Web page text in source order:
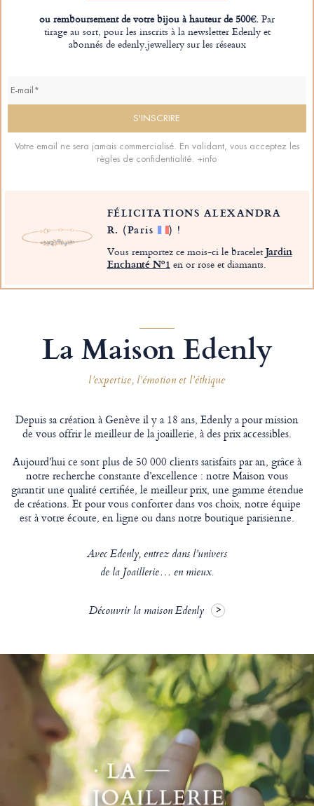
ou remboursement de votre bijou à hauteur de 500€.Par
tirage au sort, pour les inscrits à la newsletter Edenly et
abonnés de edenly.jewellery sur les réseaux
Votre email ne sera jamais commercialisé. En validant, vous acceptez les
règles de confidentialité. +info
FÉLICITATIONS ALEXANDRA
R. (Paris ) !
Vous remportez ce mois-ci le braceletJardin
Enchanté Nº1 en or rose et diamants.
La Maison Edenly
l’expertise, l’émotion et l’éthique
Depuis sa création à Genève il y a 18 ans, Edenly a pour mission
de vous offrir le meilleur de la joaillerie, à des prix accessibles.
Aujourd'hui ce sont plus de 50 000 clients satisfaits par an, grâce à
notre recherche constante d’excellence : notre Maison vous
garantit une qualité certifiée, le meilleur prix, une gamme étendue
de créations. Et pour vous conforter dans vos choix, notre équipe
est à votre écoute, en ligne ou dans notre boutique parisienne.
Avec Edenly, entrez dans l’univers
de la Joaillerie… en mieux.
Découvrir la maison Edenly